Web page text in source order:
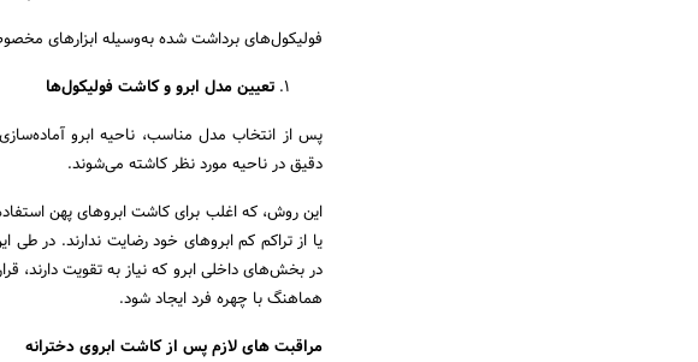
فولیکول‌های برداشت ‌شده به‌وسیله ابزارهای
تعیین مدل ابرو و کاشت فولیکول‌ها
پس از انتخاب مدل مناسب، ناحیه ابرو
دقیق در ناحیه مورد نظر کاشته می‌شوند.
این روش، که اغلب برای کاشت ابروهای پهن
یا از تراکم کم ابروهای خود رضایت ندارند. در
در بخش‌های داخلی ابرو که نیاز به تقویت دارند،
هماهنگ با چهره فرد ایجاد شود.
مراقبت های لازم پس از کاشت ابروی دخترانه